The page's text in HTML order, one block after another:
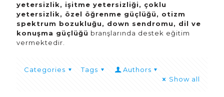
yetersizlik, işitme yetersizliği, çoklu
yetersizlik, özel öğrenme güçlüğü, otizm
spektrum bozukluğu, down sendromu, dil ve
konuşma güçlüğü branşlarında destek eğitim
vermektedir.
Categories Tags
Authors
Show all